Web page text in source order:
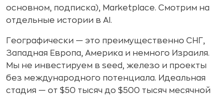
основном, подписка), Marketplace. Смотрим на
отдельные истории в AI.
Географически — это преимущественно СНГ,
Западная Европа, Америка и немного Израиля.
Мы не инвестируем в seed, железо и проекты
без международного потенциала. Идеальная
стадия — от $50 тысяч до $500 тысяч месячной